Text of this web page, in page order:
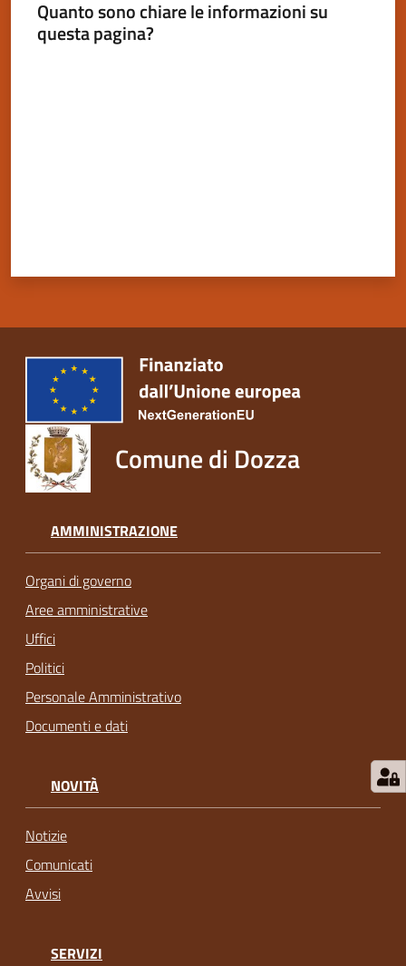
su
Quanto sono chiare le informazioni su
questa pagina?
Comune di Dozza
AMMINISTRAZIONE
Organi di governo
Aree amministrative
Uffici
Politici
Personale Amministrativo
Documenti e dati
NOVITÀ
Notizie
Comunicati
Avvisi
SERVIZI